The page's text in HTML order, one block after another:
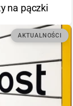
na pączki
AKTUALNOŚCI